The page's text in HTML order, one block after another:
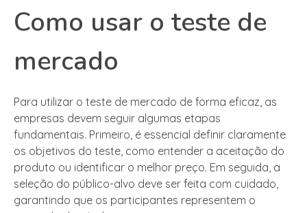
Como usar o teste de
mercado
Para utilizar o teste de mercado de forma eficaz, as
empresas devem seguir algumas etapas
fundamentais. Primeiro, é essencial definir claramente
os objetivos do teste, como entender a aceitação do
produto ou identificar o melhor preço. Em seguida, a
seleção do público-alvo deve ser feita com cuidado,
garantindo que os participantes representem o